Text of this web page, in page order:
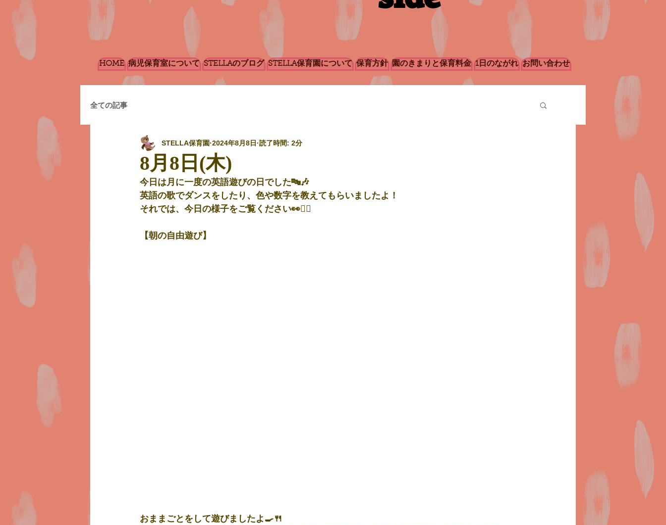
HOME 病児保育室について STELLAのブログ STELLA保育園について 保育方針 園のきまりと保育料金 1日のながれ お問い合わせ
全ての記事
8月8日(木)
STELLA保育園 2024年8月8日 読了時間: 2分
今日は月に一度の英語遊びの日でした🔤🎶
英語の歌でダンスをしたり、色や数字を教えてもらいましたよ！
それでは、今日の様子をご覧ください👀💁‍♀️
【朝の自由遊び】
おままごとをして遊びましたよ🍳🍴